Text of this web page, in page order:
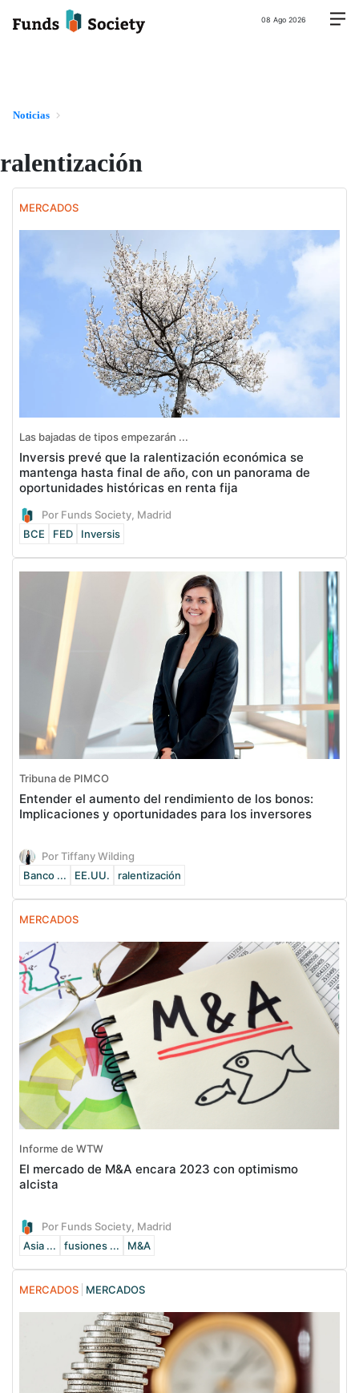
08 Ago 2026
Noticias
ralentización
MERCADOS
Las bajadas de tipos empezarán ...
Inversis prevé que la ralentización económica se
mantenga hasta final de año, con un panorama de
oportunidades históricas en renta fija
Por Funds Society, Madrid
BCE
FED Inversis
Tribuna de PIMCO
Entender el aumento del rendimiento de los bonos:
Implicaciones y oportunidades para los inversores
Por Tiffany Wilding
Banco ...
EE.UU. ralentización
MERCADOS
Informe de WTW
El mercado de M&A encara 2023 con optimismo
alcista
Por Funds Society, Madrid
Asia ...
fusiones ... M&A
MERCADOS MERCADOS